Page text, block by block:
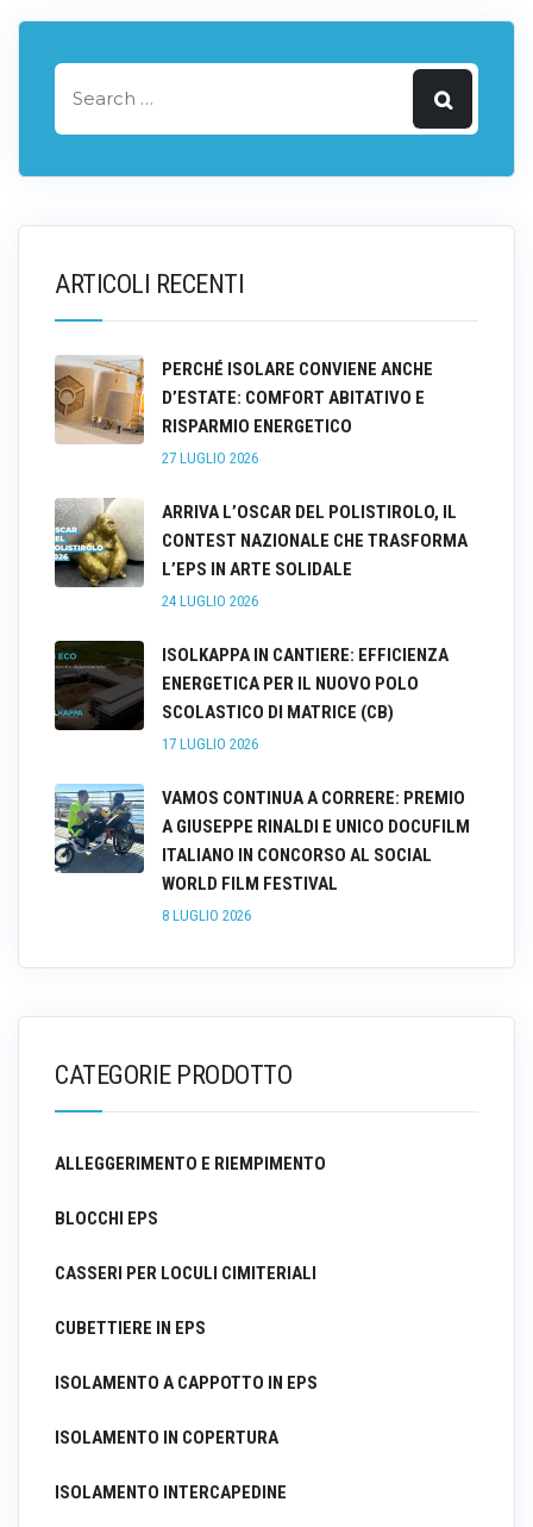
ARTICOLI RECENTI
PERCHÉ ISOLARE CONVIENE ANCHE
D’ESTATE: COMFORT ABITATIVO E
RISPARMIO ENERGETICO
27 LUGLIO 2026
ARRIVA L’OSCAR DEL POLISTIROLO, IL
CONTEST NAZIONALE CHE TRASFORMA
L’EPS IN ARTE SOLIDALE
24 LUGLIO 2026
ISOLKAPPA IN CANTIERE: EFFICIENZA
ENERGETICA PER IL NUOVO POLO
SCOLASTICO DI MATRICE (CB)
17 LUGLIO 2026
VAMOS CONTINUA A CORRERE: PREMIO
A GIUSEPPE RINALDI E UNICO DOCUFILM
ITALIANO IN CONCORSO AL SOCIAL
WORLD FILM FESTIVAL
8 LUGLIO 2026
CATEGORIE PRODOTTO
ALLEGGERIMENTO E RIEMPIMENTO
BLOCCHI EPS
CASSERI PER LOCULI CIMITERIALI
CUBETTIERE IN EPS
ISOLAMENTO A CAPPOTTO IN EPS
ISOLAMENTO IN COPERTURA
ISOLAMENTO INTERCAPEDINE